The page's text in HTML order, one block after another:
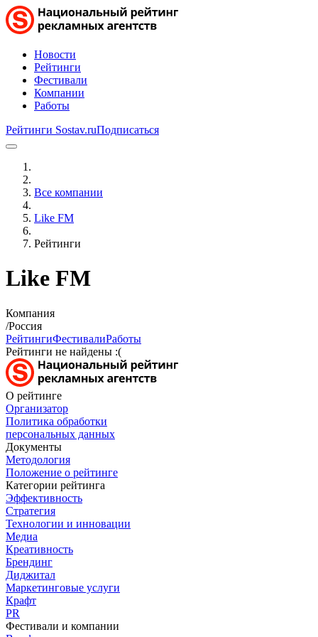
Новости
Рейтинги
Фестивали
Компании
Работы
Рейтинги Sostav.ruПодписаться
Все компании
Like FM
Рейтинги
Like FM
Компания
/Россия
РейтингиФестивалиРаботы
Рейтинги не найдены :(
О рейтинге
Организатор
Политика обработки
персональных данных
Документы
Методология
Положение о рейтинге
Категории рейтинга
Эффективность
Стратегия
Технологии и инновации
Медиа
Креативность
Брендинг
Диджитал
Маркетинговые услуги
Крафт
PR
Фестивали и компании